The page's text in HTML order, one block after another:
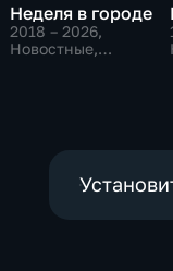
Неделя в городе
2018 – 2026,
Новостные,